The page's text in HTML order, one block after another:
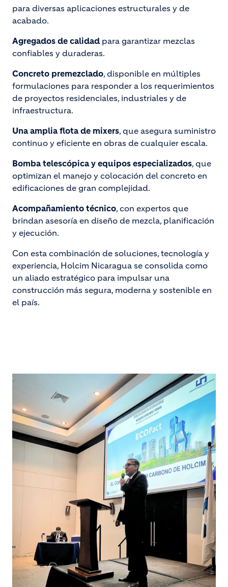
para diversas aplicaciones estructurales y de
acabado.
Agregados de calidad para garantizar mezclas
confiables y duraderas.
Concreto premezclado, disponible en múltiples
formulaciones para responder a los requerimientos
de proyectos residenciales, industriales y de
infraestructura.
Una amplia flota de mixers, que asegura suministro
continuo y eficiente en obras de cualquier escala.
Bomba telescópica y equipos especializados, que
optimizan el manejo y colocación del concreto en
edificaciones de gran complejidad.
Acompañamiento técnico, con expertos que
brindan asesoría en diseño de mezcla, planificación
y ejecución.
Con esta combinación de soluciones, tecnología y
experiencia, Holcim Nicaragua se consolida como
un aliado estratégico para impulsar una
construcción más segura, moderna y sostenible en
el país.